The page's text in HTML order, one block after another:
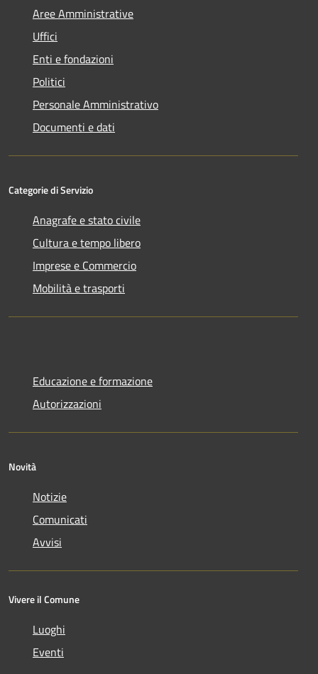
Aree Amministrative
Uffici
Enti e fondazioni
Politici
Personale Amministrativo
Documenti e dati
Categorie di Servizio
Anagrafe e stato civile
Cultura e tempo libero
Imprese e Commercio
Mobilità e trasporti
Educazione e formazione
Autorizzazioni
Novità
Notizie
Comunicati
Avvisi
Vivere il Comune
Luoghi
Eventi